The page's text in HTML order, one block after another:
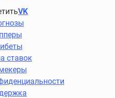
VK
ставок